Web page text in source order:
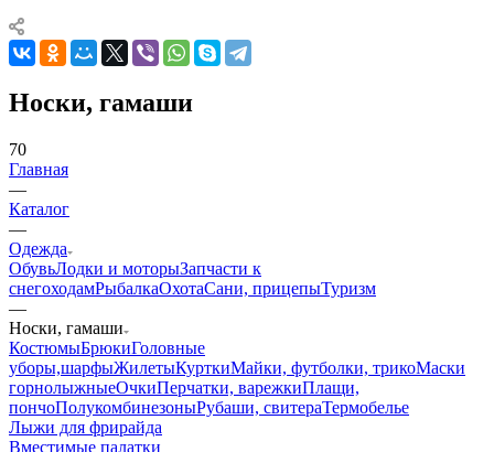
Носки, гамаши
70
Главная
—
Каталог
—
Одежда
ОбувьЛодки и моторыЗапчасти к
снегоходамРыбалкаОхотаСани, прицепыТуризм
—
Носки, гамаши
КостюмыБрюкиГоловные
уборы,шарфыЖилетыКурткиМайки, футболки, трикоМаски
горнолыжныеОчкиПерчатки, варежкиПлащи,
пончоПолукомбинезоныРубаши, свитераТермобелье
Лыжи для фрирайда
Вместимые палатки